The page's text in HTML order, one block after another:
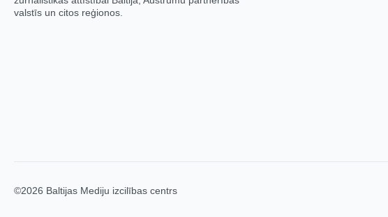
valstīs un citos reģionos.
©2026 Baltijas Mediju izcilības centrs